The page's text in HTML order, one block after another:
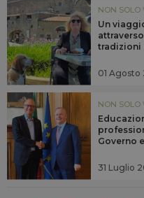
NON SOLO
Un
tradizioni
01 Agosto
NON SOLO
Governo
31 Luglio